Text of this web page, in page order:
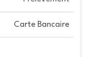
Carte Bancaire